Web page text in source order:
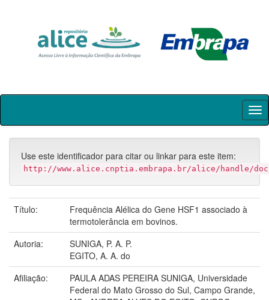
Skip
Use este identificador para citar ou linkar para este item:
http://www.alice.cnptia.embrapa.br/alice/handle/doc/
Título:
Frequência Alélica do Gene HSF1 associado à
termotolerância em bovinos.
Autoria:
SUNIGA, P. A. P.
EGITO, A. A. do
Afiliação:
PAULA ADAS PEREIRA SUNIGA, Universidade
Federal do Mato Grosso do Sul, Campo Grande,